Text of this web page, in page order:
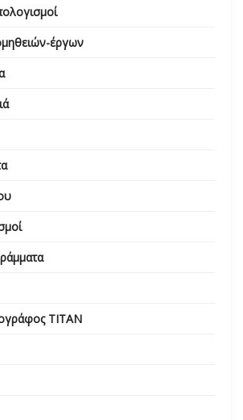
έργων
ΤΙΤΑΝ